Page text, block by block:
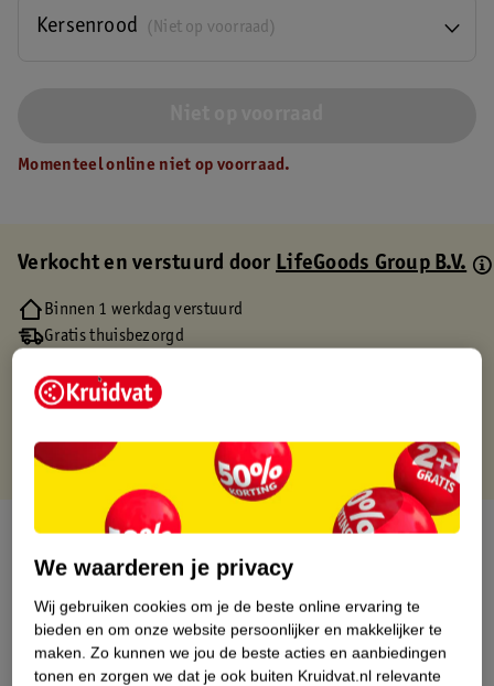
(Niet op voorraad)
Kersenrood
Momenteel online niet op voorraad.
Verkocht en verstuurd doorLifeGoods Group B.V.
Binnen 1 werkdag verstuurd
Gratis thuisbezorgd
Gratis punten met je Kruidvat kaart
Over dit product
Productinformatie
Etiketinformatie
We waarderen je privacy
Wij gebruiken cookies om je de beste online ervaring te
bieden en om onze website persoonlijker en makkelijker te
maken. Zo kunnen we jou de beste acties en aanbiedingen
tonen en zorgen we dat je ook buiten Kruidvat.nl relevante